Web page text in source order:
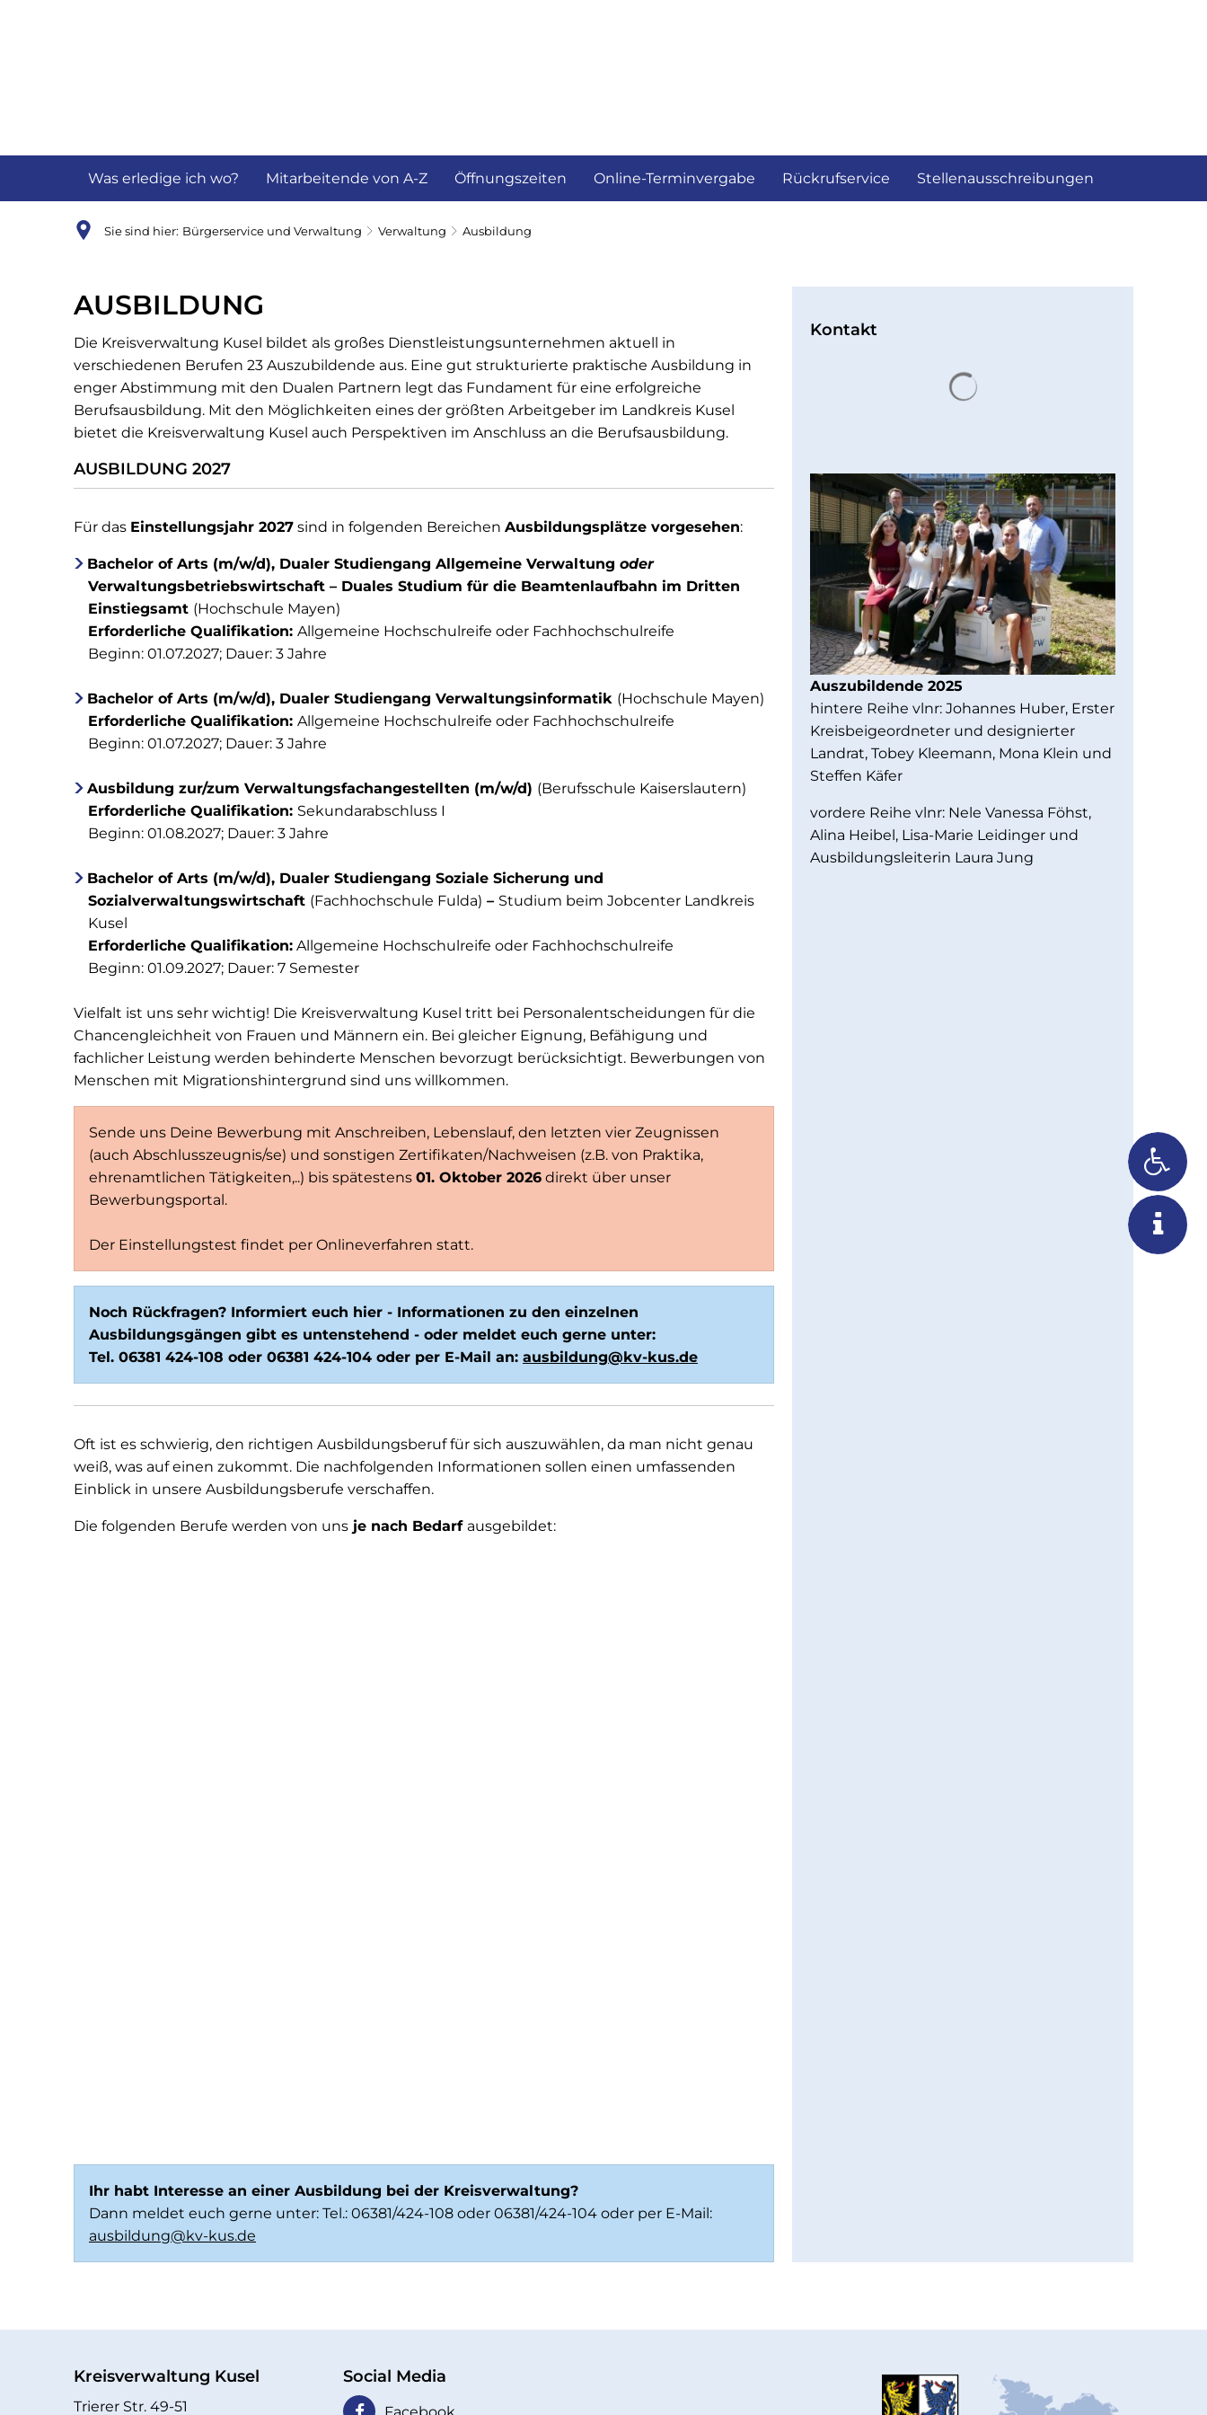
Was erledige ich wo? Mitarbeitende von A-Z Öffnungszeiten Online-Terminvergabe Rückrufservice Stellenausschreibungen
Sie sind hier: Bürgerservice und Verwaltung Verwaltung Ausbildung
Ausbildung
AUSBILDUNG
Die Kreisverwaltung Kusel bildet als großes Dienstleistungsunternehmen aktuell in
verschiedenen Berufen 23 Auszubildende aus. Eine gut strukturierte praktische Ausbildung in
enger Abstimmung mit den Dualen Partnern legt das Fundament für eine erfolgreiche
Berufsausbildung. Mit den Möglichkeiten eines der größten Arbeitgeber im Landkreis Kusel
bietet die Kreisverwaltung Kusel auch Perspektiven im Anschluss an die Berufsausbildung.
AUSBILDUNG 2027
Für das Einstellungsjahr 2027 sind in folgenden Bereichen Ausbildungsplätze vorgesehen:
Bachelor of Arts (m/w/d), Dualer Studiengang Allgemeine Verwaltungoder
Verwaltungsbetriebswirtschaft – Duales Studium für die Beamtenlaufbahn im Dritten
Einstiegsamt (Hochschule Mayen)
Erforderliche Qualifikation: Allgemeine Hochschulreife oder Fachhochschulreife
Beginn: 01.07.2027; Dauer: 3 Jahre
Bachelor of Arts (m/w/d), Dualer Studiengang Verwaltungsinformatik (Hochschule Mayen)
Erforderliche Qualifikation: Allgemeine Hochschulreife oder Fachhochschulreife
Beginn: 01.07.2027; Dauer: 3 Jahre
Ausbildung zur/zum Verwaltungsfachangestellten (m/w/d) (Berufsschule Kaiserslautern)
Erforderliche Qualifikation: Sekundarabschluss I
Beginn: 01.08.2027; Dauer: 3 Jahre
Bachelor of Arts (m/w/d), Dualer Studiengang Soziale Sicherung und
Sozialverwaltungswirtschaft (Fachhochschule Fulda) – Studium beim Jobcenter Landkreis
Kusel
Erforderliche Qualifikation: Allgemeine Hochschulreife oder Fachhochschulreife
Beginn: 01.09.2027; Dauer: 7 Semester
Vielfalt ist uns sehr wichtig! Die Kreisverwaltung Kusel tritt bei Personalentscheidungen für die
Chancengleichheit von Frauen und Männern ein. Bei gleicher Eignung, Befähigung und
fachlicher Leistung werden behinderte Menschen bevorzugt berücksichtigt. Bewerbungen von
Menschen mit Migrationshintergrund sind uns willkommen.
Sende uns Deine Bewerbung mit Anschreiben, Lebenslauf, den letzten vier Zeugnissen
(auch Abschlusszeugnis/se) und sonstigen Zertifikaten/Nachweisen (z.B. von Praktika,
ehrenamtlichen Tätigkeiten,..) bis spätestens 01. Oktober 2026 direkt über unser
Bewerbungsportal.
Der Einstellungstest findet per Onlineverfahren statt.
Noch Rückfragen? Informiert euch hier - Informationen zu den einzelnen
Ausbildungsgängen gibt es untenstehend - oder meldet euch gerne unter:
Tel. 06381 424-108 oder 06381 424-104 oder per E-Mail an: ausbildung@kv-kus.de
Oft ist es schwierig, den richtigen Ausbildungsberuf für sich auszuwählen, da man nicht genau
weiß, was auf einen zukommt. Die nachfolgenden Informationen sollen einen umfassenden
Einblick in unsere Ausbildungsberufe verschaffen.
Die folgenden Berufe werden von uns je nach Bedarf ausgebildet:
Ihr habt Interesse an einer Ausbildung bei der Kreisverwaltung?
Dann meldet euch gerne unter: Tel.: 06381/424-108 oder 06381/424-104 oder per E-Mail:
ausbildung@kv-kus.de
Kontakt
Auszubildende 2025
hintere Reihe vlnr: Johannes Huber, Erster
Kreisbeigeordneter und designierter
Landrat, Tobey Kleemann, Mona Klein und
Steffen Käfer
vordere Reihe vlnr: Nele Vanessa Föhst,
Alina Heibel, Lisa-Marie Leidinger und
Ausbildungsleiterin Laura Jung
Kreisverwaltung Kusel
Trierer Str. 49-51
Social Media
Facebook